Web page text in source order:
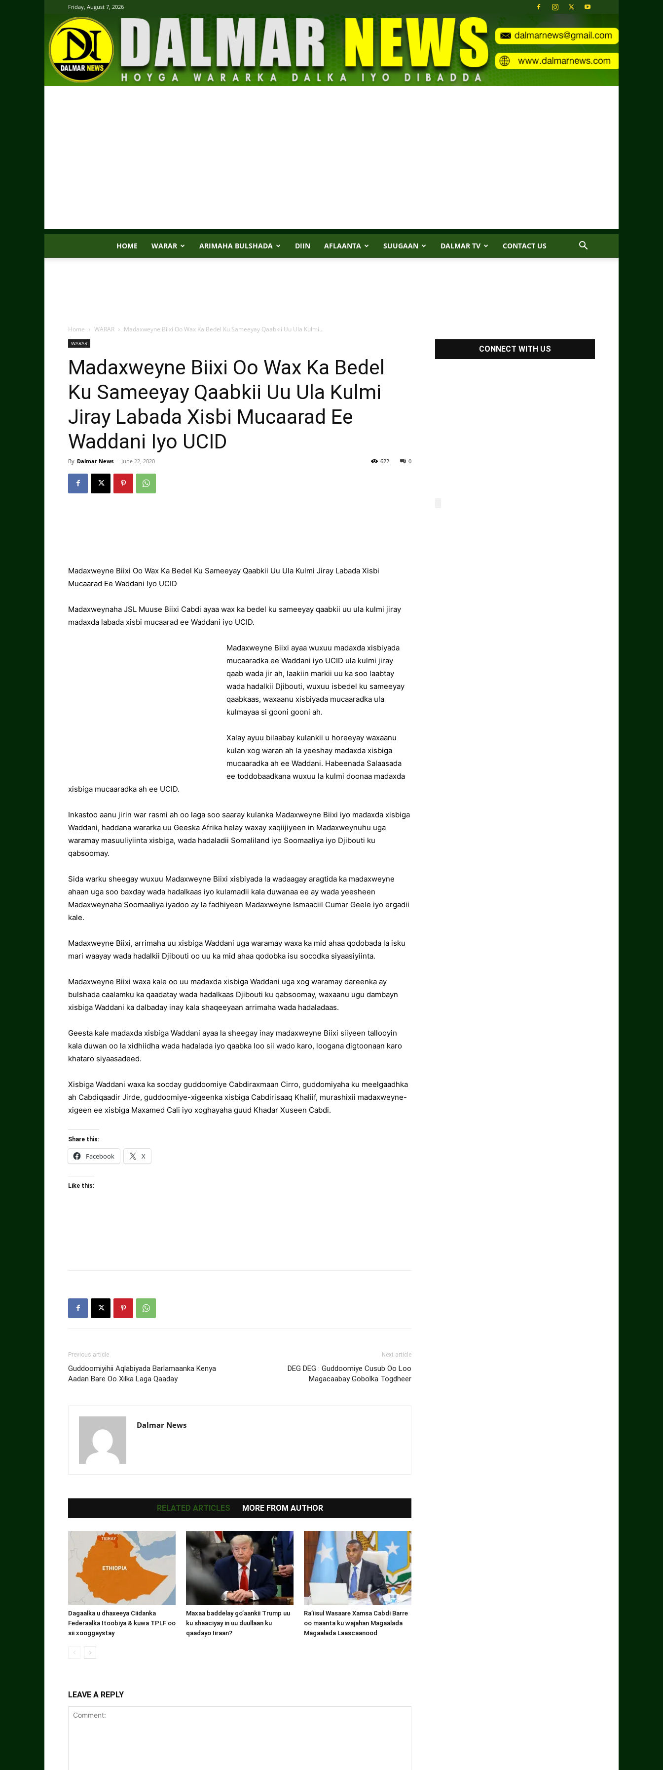
Friday, August 7, 2026
HOME WARAR ARIMAHA BULSHADA DIIN AFLAANTA SUUGAAN DALMAR TV CONTACT US
Home WARAR Madaxweyne Biixi Oo Wax Ka Bedel Ku Sameeyay Qaabkii Uu Ula Kulmi...
WARAR
Madaxweyne Biixi Oo Wax Ka Bedel
Ku Sameeyay Qaabkii Uu Ula Kulmi
Jiray Labada Xisbi Mucaarad Ee
Waddani Iyo UCID
By Dalmar News - June 22, 2020 0
622
Madaxweyne Biixi Oo Wax Ka Bedel Ku Sameeyay Qaabkii Uu Ula Kulmi Jiray Labada Xisbi
Mucaarad Ee Waddani Iyo UCID
Madaxweynaha JSL Muuse Biixi Cabdi ayaa wax ka bedel ku sameeyay qaabkii uu ula kulmi jiray
madaxda labada xisbi mucaarad ee Waddani iyo UCID.
Madaxweyne Biixi ayaa wuxuu madaxda xisbiyada
mucaaradka ee Waddani iyo UCID ula kulmi jiray
qaab wada jir ah, laakiin markii uu ka soo laabtay
wada hadalkii Djibouti, wuxuu isbedel ku sameeyay
qaabkaas, waxaanu xisbiyada mucaaradka ula
kulmayaa si gooni gooni ah.
Xalay ayuu bilaabay kulankii u horeeyay waxaanu
kulan xog waran ah la yeeshay madaxda xisbiga
mucaaradka ah ee Waddani. Habeenada Salaasada
ee toddobaadkana wuxuu la kulmi doonaa madaxda
xisbiga mucaaradka ah ee UCID.
Inkastoo aanu jirin war rasmi ah oo laga soo saaray kulanka Madaxweyne Biixi iyo madaxda xisbiga
Waddani, haddana wararka uu Geeska Afrika helay waxay xaqiijiyeen in Madaxweynuhu uga
waramay masuuliyiinta xisbiga, wada hadaladii Somaliland iyo Soomaaliya iyo Djibouti ku
qabsoomay.
Sida warku sheegay wuxuu Madaxweyne Biixi xisbiyada la wadaagay aragtida ka madaxweyne
ahaan uga soo baxday wada hadalkaas iyo kulamadii kala duwanaa ee ay wada yeesheen
Madaxweynaha Soomaaliya iyadoo ay la fadhiyeen Madaxweyne Ismaaciil Cumar Geele iyo ergadii
kale.
Madaxweyne Biixi, arrimaha uu xisbiga Waddani uga waramay waxa ka mid ahaa qodobada la isku
mari waayay wada hadalkii Djibouti oo uu ka mid ahaa qodobka isu socodka siyaasiyiinta.
Madaxweyne Biixi waxa kale oo uu madaxda xisbiga Waddani uga xog waramay dareenka ay
bulshada caalamku ka qaadatay wada hadalkaas Djibouti ku qabsoomay, waxaanu ugu dambayn
xisbiga Waddani ka dalbaday inay kala shaqeeyaan arrimaha wada hadaladaas.
Geesta kale madaxda xisbiga Waddani ayaa la sheegay inay madaxweyne Biixi siiyeen tallooyin
kala duwan oo la xidhiidha wada hadalada iyo qaabka loo sii wado karo, loogana digtoonaan karo
khataro siyaasadeed.
Xisbiga Waddani waxa ka socday guddoomiye Cabdiraxmaan Cirro, guddomiyaha ku meelgaadhka
ah Cabdiqaadir Jirde, guddoomiye-xigeenka xisbiga Cabdirisaaq Khaliif, murashixii madaxweyne-
xigeen ee xisbiga Maxamed Cali iyo xoghayaha guud Khadar Xuseen Cabdi.
Share this:
Facebook X
Like this:
Previous article
Guddoomiyihii Aqlabiyada Barlamaanka Kenya
Aadan Bare Oo Xilka Laga Qaaday
Next article
DEG DEG : Guddoomiye Cusub Oo Loo
Magacaabay Gobolka Togdheer
Dalmar News
RELATED ARTICLES MORE FROM AUTHOR
Dagaalka u dhaxeeya Ciidanka
Federaalka Itoobiya & kuwa TPLF oo
sii xooggaystay
Maxaa baddelay go’aankii Trump uu
ku shaaciyay in uu duullaan ku
qaadayo Iiraan?
Ra’iisul Wasaare Xamsa Cabdi Barre
oo maanta ku wajahan Magaalada
Magaalada Laascaanood
LEAVE A REPLY
CONNECT WITH US